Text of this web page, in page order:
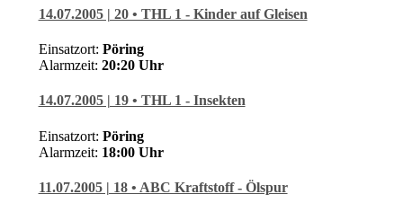
14.07.2005 | 20 • THL 1 - Kinder auf Gleisen
Einsatzort: Pöring
Alarmzeit: 20:20Uhr
14.07.2005 | 19 • THL 1 - Insekten
Einsatzort: Pöring
Alarmzeit: 18:00Uhr
11.07.2005 | 18 • ABC Kraftstoff - Ölspur